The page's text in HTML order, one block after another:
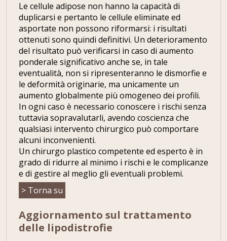
Le cellule adipose non hanno la capacità di
duplicarsi e pertanto le cellule eliminate ed
asportate non possono riformarsi: i risultati
ottenuti sono quindi definitivi. Un deterioramento
del risultato può verificarsi in caso di aumento
ponderale significativo anche se, in tale
eventualità, non si ripresenteranno le dismorfie e
le deformità originarie, ma unicamente un
aumento globalmente più omogeneo dei profili.
In ogni caso è necessario conoscere i rischi senza
tuttavia sopravalutarli, avendo coscienza che
qualsiasi intervento chirurgico può comportare
alcuni inconvenienti.
Un chirurgo plastico competente ed esperto è in
grado di ridurre al minimo i rischi e le complicanze
e di gestire al meglio gli eventuali problemi.
> Torna su
Aggiornamento sul trattamento
delle lipodistrofie